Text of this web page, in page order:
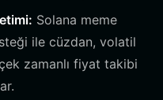
Solana meme
ile cüzdan, volatil
zamanlı fiyat takibi